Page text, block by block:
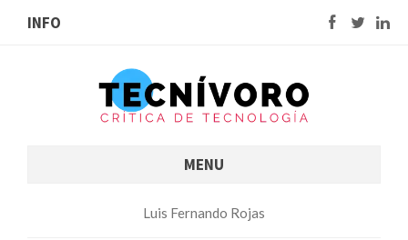
INFO
MENU
Luis Fernando Rojas